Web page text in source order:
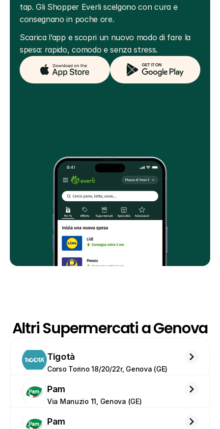
tap. Gli Shopper Everli scelgono con cura e
consegnano in poche ore.
Scarica l’app e scopri un nuovo modo di fare la
spesa: rapido, comodo e senza stress.
Altri Supermercati a Genova
Tigotà
Corso Torino 18/20/22r, Genova (GE)
Pam
Via Manuzio 11, Genova (GE)
Pam